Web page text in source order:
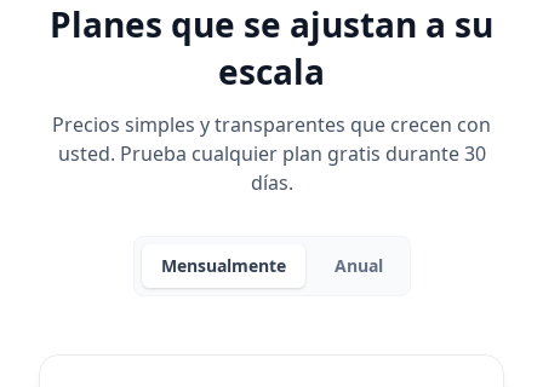
Planes que se ajustan a su
escala
Precios simples y transparentes que crecen con
usted. Prueba cualquier plan gratis durante 30
días.
Mensualmente Anual